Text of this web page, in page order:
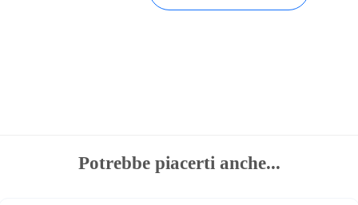
Potrebbe piacerti anche...